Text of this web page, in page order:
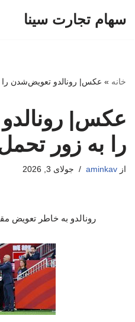
سهام تجارت سینا
خانه » عکس| رونالدو تعویض‌شدن را
عکس|
را به زور
از aminkav جولای 3, 2026
رونالدو به خاطر تعویض